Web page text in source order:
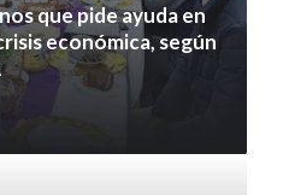
que pide ayuda en
económica, según